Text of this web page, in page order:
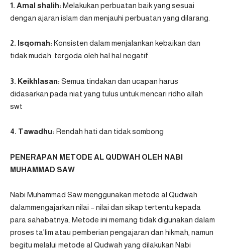
1. Amal shalih: Melakukan perbuatan baik yang sesuai
dengan ajaran islam dan menjauhi perbuatan yang dilarang.
2. Isqomah: Konsisten dalam menjalankan kebaikan dan
tidak mudah tergoda oleh hal hal negatif.
3. Keikhlasan: Semua tindakan dan ucapan harus
didasarkan pada niat yang tulus untuk mencari ridho allah
swt
4. Tawadhu: Rendah hati dan tidak sombong
PENERAPAN METODE AL QUDWAH OLEH NABI
MUHAMMAD SAW
Nabi Muhammad Saw menggunakan metode al Qudwah
dalammengajarkan nilai – nilai dan sikap tertentu kepada
para sahabatnya. Metode ini memang tidak digunakan dalam
proses ta’lim atau pemberian pengajaran dan hikmah, namun
begitu melalui metode al Qudwah yang dilakukan Nabi